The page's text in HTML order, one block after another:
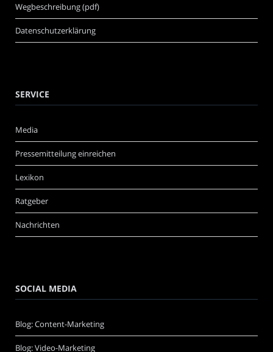
Wegbeschreibung (pdf)
Datenschutzerklärung
SERVICE
Media
Pressemitteilung einreichen
Lexikon
Ratgeber
Nachrichten
SOCIAL MEDIA
Blog: Content-Marketing
Blog: Video-Marketing